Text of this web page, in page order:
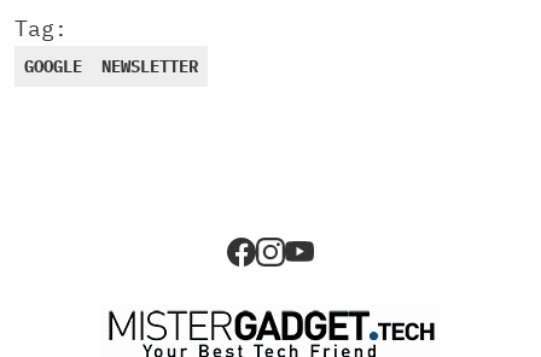
Tag:
GOOGLE NEWSLETTER